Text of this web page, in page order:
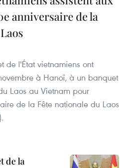
anniversaire de la
de l'État vietnamiens ont
à Hanoï, à un banquet
Laos au Vietnam pour
de la Fête nationale du Laos
de la